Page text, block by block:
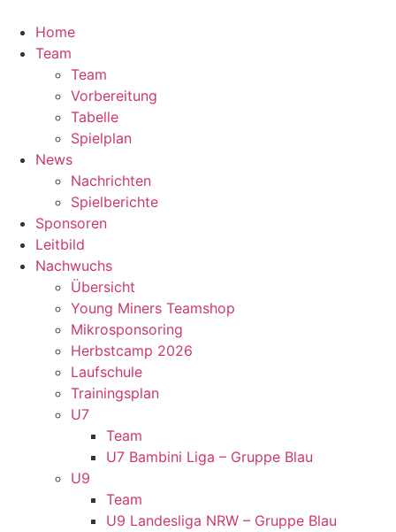
Inhalt
springen
Home
Team
Team
Vorbereitung
Tabelle
Spielplan
News
Nachrichten
Spielberichte
Sponsoren
Leitbild
Nachwuchs
Übersicht
Young Miners Teamshop
Mikrosponsoring
Herbstcamp 2026
Laufschule
Trainingsplan
U7
Team
U7 Bambini Liga – Gruppe Blau
U9
Team
U9 Landesliga NRW – Gruppe Blau